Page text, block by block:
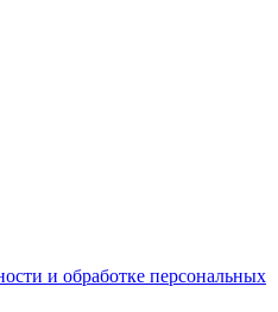
и обработке персональных